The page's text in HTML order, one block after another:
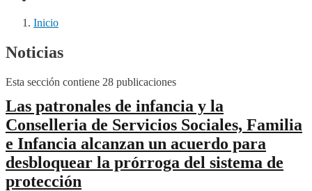
Inicio
Noticias
Esta sección contiene 28 publicaciones
Las patronales de infancia y la
Conselleria de Servicios Sociales, Familia
e Infancia alcanzan un acuerdo para
desbloquear la prórroga del sistema de
protección